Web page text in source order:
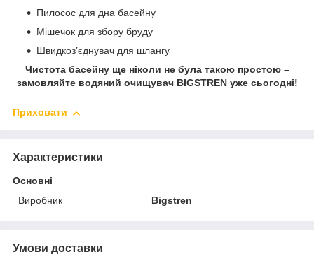
Пилосос для дна басейну
Мішечок для збору бруду
Швидкоз’єднувач для шлангу
Чистота басейну ще ніколи не була такою простою –
замовляйте водяний очищувач BIGSTREN уже сьогодні!
Приховати
Характеристики
Основні
Виробник
Bigstren
Умови доставки